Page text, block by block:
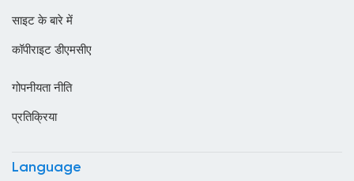
कांगो
किर्गिज़स्तान
साइट के बारे में
कॉपीराइट डीएमसीए
गोपनीयता नीति
प्रतिक्रिया
Language